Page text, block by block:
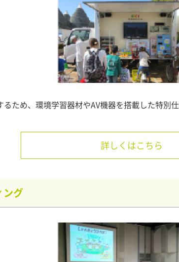
ため、環境学習器材やAV機器を搭載した特別仕
詳しくはこちら
ング